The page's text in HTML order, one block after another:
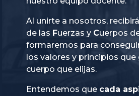
Al unirte a nosotros,
de las
Fuerzas y Cuerpos
formaremos para
los valores y principios
cuerpo que elijas.
Entendemos que cada